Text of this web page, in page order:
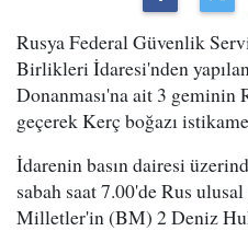
Rusya Federal Güvenlik
Birlikleri İdaresi'nden
Donanması'na ait 3 geminin
geçerek Kerç boğazı
İdarenin basın dairesi
sabah saat 7.00'de Rus
Milletler'in (BM) 2 Deniz